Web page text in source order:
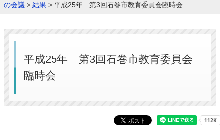
の会議 > 結果 > 平成25年 第3回石巻市教育委員会臨時会
平成25年 第3回石巻市教育委員会
臨時会